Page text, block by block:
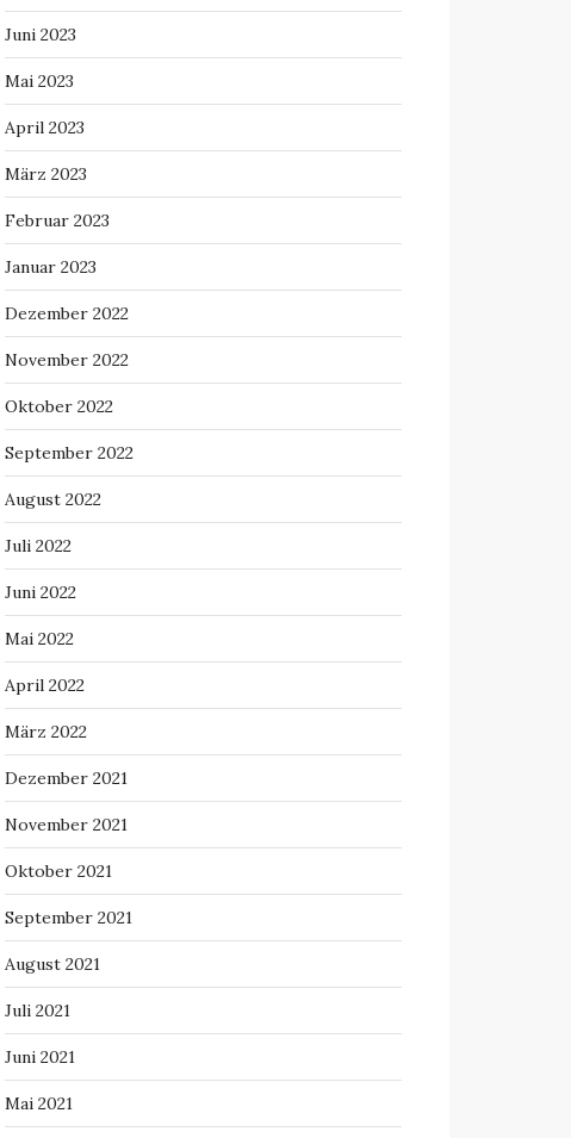
Juni 2023
Mai 2023
April 2023
März 2023
Februar 2023
Januar 2023
Dezember 2022
November 2022
Oktober 2022
September 2022
August 2022
Juli 2022
Juni 2022
Mai 2022
April 2022
März 2022
Dezember 2021
November 2021
Oktober 2021
September 2021
August 2021
Juli 2021
Juni 2021
Mai 2021